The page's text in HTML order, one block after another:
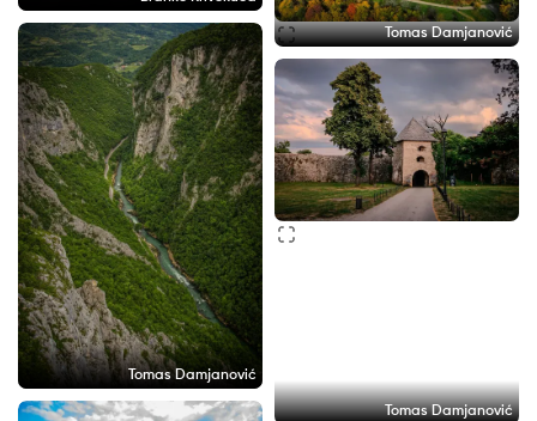
Tomas Damjanović
Tomas Damjanović
Tomas Damjanović